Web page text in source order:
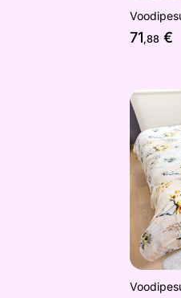
71,88 €